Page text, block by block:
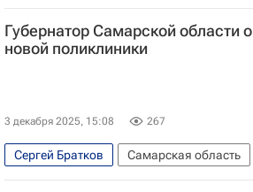
Губернатор Самарской области
новой поликлиники
3 декабря 2025, 15:08 267
Сергей Братков Самарская область